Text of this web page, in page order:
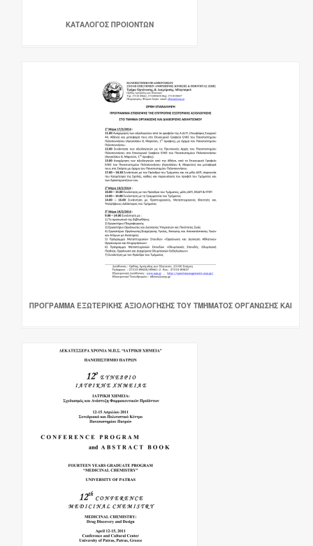
ΚΑΤΑΛΟΓΟΣ ΠΡΟΙΟΝΤΩΝ
ΠΡΌΓΡΑΜΜΑ ΕΞΩΤΕΡΙΚΉΣ ΑΞΙΟΛΌΓΗΣΗΣ ΤΟΥ ΤΜΉΜΑΤΟΣ ΟΡΓΆΝΩΣΗΣ ΚΑΙ